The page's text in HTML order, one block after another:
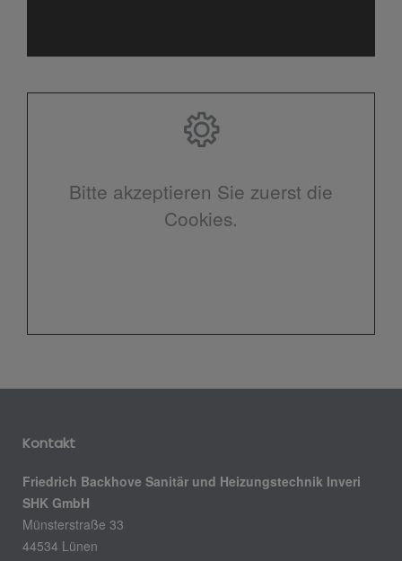
Bitte akzeptieren Sie zuerst die
Cookies.
Kontakt
Friedrich Backhove Sanitär und Heizungstechnik Inveri
SHK GmbH
Münsterstraße 33
44534 Lünen